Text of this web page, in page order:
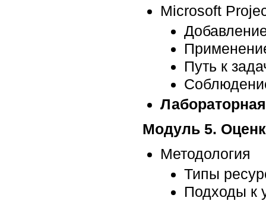
Microsoft
Путь к
Модуль 5.
Методология
Типы
Подходы к